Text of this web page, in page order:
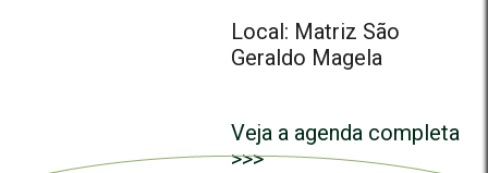
Local: Matriz São
Geraldo Magela
Veja a agenda completa
>>>